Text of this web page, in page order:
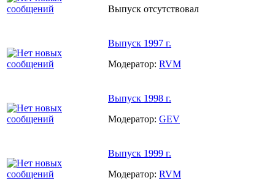
Выпуск отсутствовал
Выпуск 1997 г.
Модератор: RVM
Выпуск 1998 г.
Модератор: GEV
Выпуск 1999 г.
Модератор: RVM